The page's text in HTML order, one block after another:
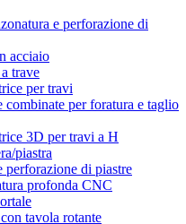
e perforazione di
acciaio
trave
per travi
combinate per foratura e taglio
3D per travi a H
piastra
perforazione di piastre
profonda CNC
tavola rotante